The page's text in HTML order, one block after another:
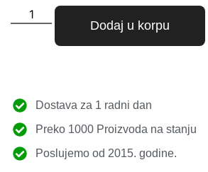
Dodaj u korpu
Dostava za 1 radni dan
Preko 1000 Proizvoda na stanju
Poslujemo od 2015. godine.